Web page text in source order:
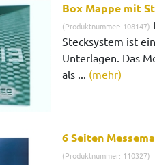
Box Mappe mit
(Produktnummer: 108147)
Stecksystem ist
Unterlagen. Das
als ... (mehr)
6 Seiten
(Produktnummer: 110327)